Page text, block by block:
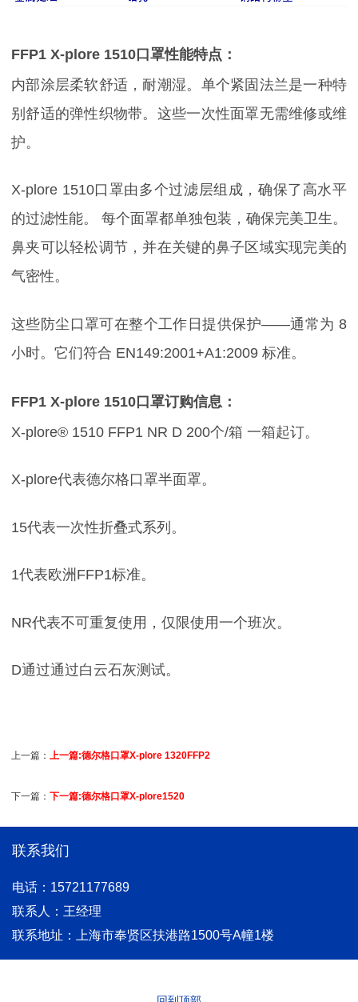
FFP1 X-plore 1510口罩性能特点：
内部涂层柔软舒适，耐潮湿。单个紧固法兰是一种特
别舒适的弹性织物带。这些一次性面罩无需维修或维
护。
X-plore 1510口罩由多个过滤层组成，确保了高水平
的过滤性能。 每个面罩都单独包装，确保完美卫生。
鼻夹可以轻松调节，并在关键的鼻子区域实现完美的
气密性。
这些防尘口罩可在整个工作日提供保护——通常为 8
小时。它们符合 EN149:2001+A1:2009 标准。
FFP1 X-plore 1510口罩订购信息：
X-plore® 1510 FFP1 NR D 200个/箱 一箱起订。
X-plore代表德尔格口罩半面罩。
15代表一次性折叠式系列。
1代表欧洲FFP1标准。
NR代表不可重复使用，仅限使用一个班次。
D通过通过白云石灰测试。
上一篇： 上一篇:德尔格口罩X-plore 1320FFP2
下一篇： 下一篇:德尔格口罩X-plore1520
联系我们
电话：15721177689
联系人：王经理
联系地址：上海市奉贤区扶港路1500号A幢1楼